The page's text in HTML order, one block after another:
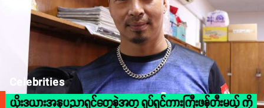
Celebrities
ယိုးဒယားအနုပညာရှင်တွေနဲ့အတူ ရုပ်ရှင်ကားကြီးဖန်တီးမယ့် ကို